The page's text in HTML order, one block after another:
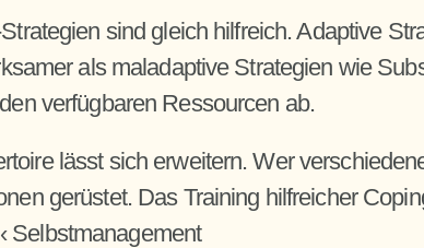
sind gleich hilfreich. Adaptive
als maladaptive Strategien wie
verfügbaren Ressourcen ab.
lässt sich erweitern. Wer
gerüstet. Das Training hilfreicher
‹ Selbstmanagement